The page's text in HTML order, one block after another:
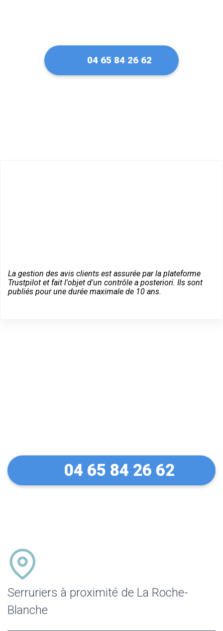
04 65 84 26 62
La gestion des avis clients est assurée par la plateforme
Trustpilot et fait l'objet d'un contrôle a posteriori. Ils sont
publiés pour une durée maximale de 10 ans.
04 65 84 26 62
Serruriers à proximité de La Roche-
Blanche